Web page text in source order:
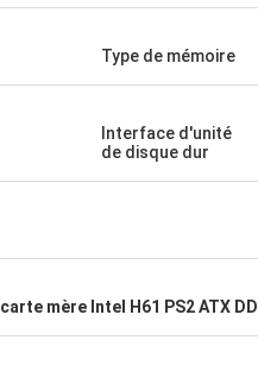
Type de mémoire
Interface d'unité
de disque dur
carte mère Intel H61 PS2 ATX